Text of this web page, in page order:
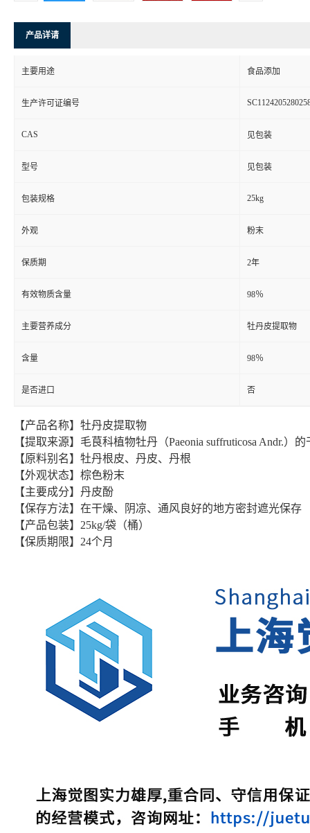
产品详请
主要用途 食品添加
生产许可证编号
CAS 见包装
型号 见包装
包装规格 25kg
外观 粉末
保质期 2年
有效物质含量 98％
主要营养成分 牡丹皮提取物
含量 98％
是否进口 否
【产品名称】牡丹皮提取物
【提取来源】毛茛科植物牡丹（Paeonia suffruticosa Andr.）
【原料别名】牡丹根皮、丹皮、丹根
【外观状态】棕色粉末
【主要成分】丹皮酚
【保存方法】在干燥、阴凉、通风良好的地方密封遮光保存
【产品包装】25kg/袋（桶）
【保质期限】24个月